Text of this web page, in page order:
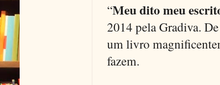
“Meu dito meu
2014 pela Gradiva.
um livro
fazem.